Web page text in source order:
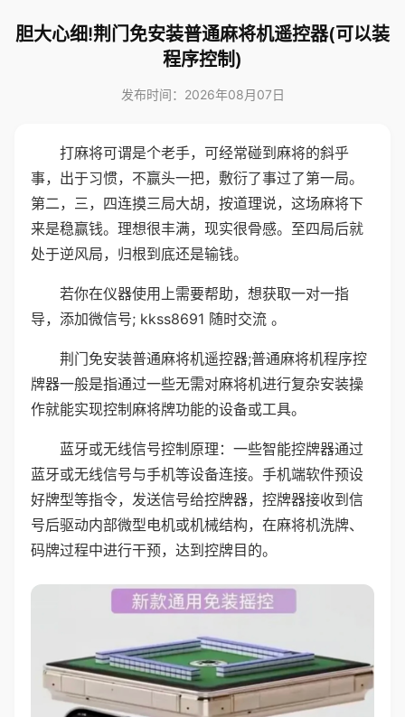
胆大心细!荆门免安装普通麻将机遥控器(可以装
程序控制)
发布时间：2026年08月07日
打麻将可谓是个老手，可经常碰到麻将的斜乎
事，出于习惯，不赢头一把，敷衍了事过了第一局。
第二，三，四连摸三局大胡，按道理说，这场麻将下
来是稳赢钱。理想很丰满，现实很骨感。至四局后就
处于逆风局，归根到底还是输钱。
若你在仪器使用上需要帮助，想获取一对一指
导，添加微信号; kkss8691 随时交流 。
荆门免安装普通麻将机遥控器;普通麻将机程序控
牌器一般是指通过一些无需对麻将机进行复杂安装操
作就能实现控制麻将牌功能的设备或工具。
蓝牙或无线信号控制原理：一些智能控牌器通过
蓝牙或无线信号与手机等设备连接。手机端软件预设
好牌型等指令，发送信号给控牌器，控牌器接收到信
号后驱动内部微型电机或机械结构，在麻将机洗牌、
码牌过程中进行干预，达到控牌目的。